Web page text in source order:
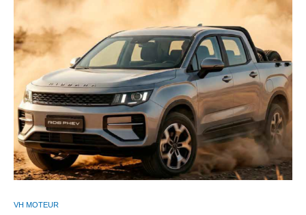
VH MOTEUR